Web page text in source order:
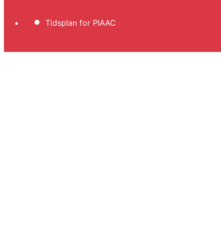
Tidsplan for PIAAC